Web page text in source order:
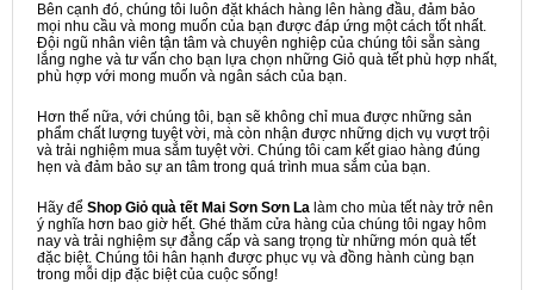
Bên cạnh đó, chúng tôi luôn đặt khách hàng lên hàng đầu, đảm bảo
mọi nhu cầu và mong muốn của bạn được đáp ứng một cách tốt nhất.
Đội ngũ nhân viên tận tâm và chuyên nghiệp của chúng tôi sẵn sàng
lắng nghe và tư vấn cho bạn lựa chọn những Giỏ quà tết phù hợp nhất,
phù hợp với mong muốn và ngân sách của bạn.
Hơn thế nữa, với chúng tôi, bạn sẽ không chỉ mua được những sản
phẩm chất lượng tuyệt vời, mà còn nhận được những dịch vụ vượt trội
và trải nghiệm mua sắm tuyệt vời. Chúng tôi cam kết giao hàng đúng
hẹn và đảm bảo sự an tâm trong quá trình mua sắm của bạn.
Hãy để Shop Giỏ quà tết Mai Sơn Sơn La làm cho mùa tết này trở nên
ý nghĩa hơn bao giờ hết. Ghé thăm cửa hàng của chúng tôi ngay hôm
nay và trải nghiệm sự đẳng cấp và sang trọng từ những món quà tết
đặc biệt. Chúng tôi hân hạnh được phục vụ và đồng hành cùng bạn
trong mỗi dịp đặc biệt của cuộc sống!